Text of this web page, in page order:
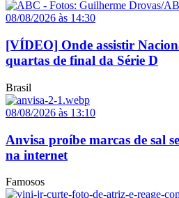
08/08/2026 às 14:30
[VÍDEO] Onde assistir
quartas de final da Série D
Brasil
08/08/2026 às 13:10
Anvisa proíbe marcas de sal
na internet
Famosos